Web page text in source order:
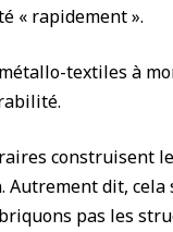
« rapidement ».
textiles à
construisent
dit,
pas les